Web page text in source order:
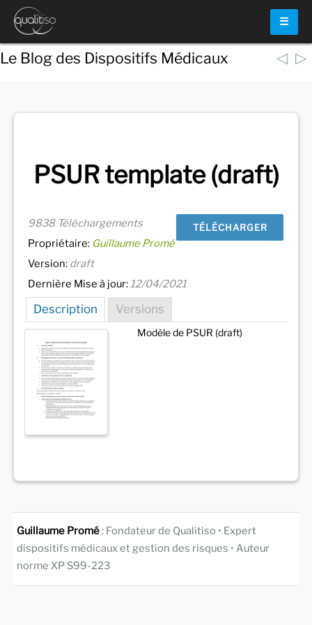
☰
Le Blog des Dispositifs Médicaux ◁ ▷
PSUR template (draft)
TÉLÉCHARGER
9838 Téléchargements
Propriétaire: Guillaume Promé
Version: draft
Dernière Mise à jour: 12/04/2021
Description Versions
Modèle de PSUR (draft)
Guillaume Promé: Fondateur de Qualitiso • Expert
dispositifs médicaux et gestion des risques • Auteur
norme XP S99-223